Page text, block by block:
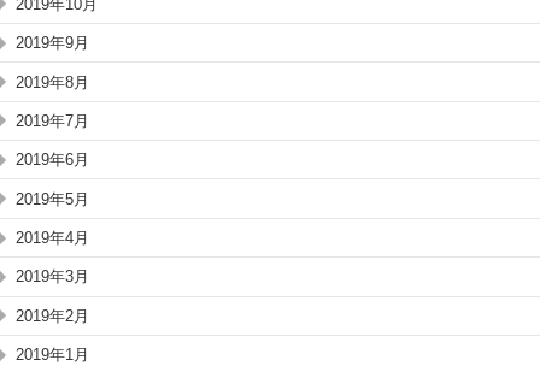
2019年10月
2019年9月
2019年8月
2019年7月
2019年6月
2019年5月
2019年4月
2019年3月
2019年2月
2019年1月